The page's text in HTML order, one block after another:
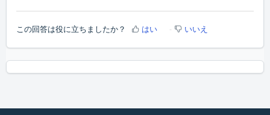
この回答は役に立ちましたか？ はい いいえ